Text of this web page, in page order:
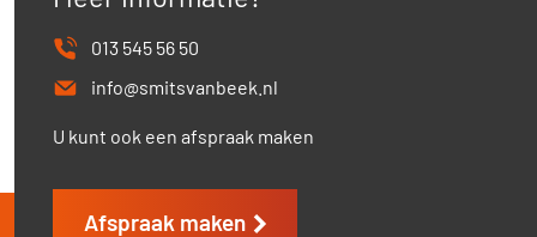
013 545 56 50
info@smitsvanbeek.nl
U kunt ook een afspraak maken
Afspraak maken